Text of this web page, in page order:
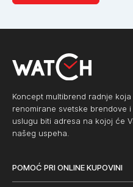
Koncept multibrend radnje
renomirane svetske brendove
uslugu biti adresa na kojoj će
našeg uspeha.
POMOĆ PRI ONLINE KUPOVINI